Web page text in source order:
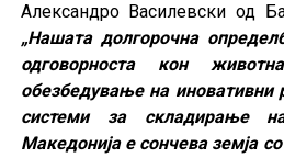
Александро Василевски од
„Нашата долгорочна
одговорноста кон
обезбедување на иновативни
системи за складирање
Македонија е сончева земја